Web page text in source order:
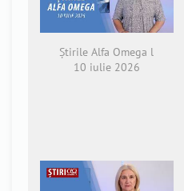
Știrile Alfa Omega l
10 iulie 2026